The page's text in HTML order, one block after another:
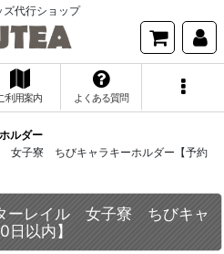
ズ代行ショップ
利用案内 よくある質問
ルダー
女子寮 ちびキャラキーホルダー【予約
ーレイル 女子寮 ちびキャ
以内】